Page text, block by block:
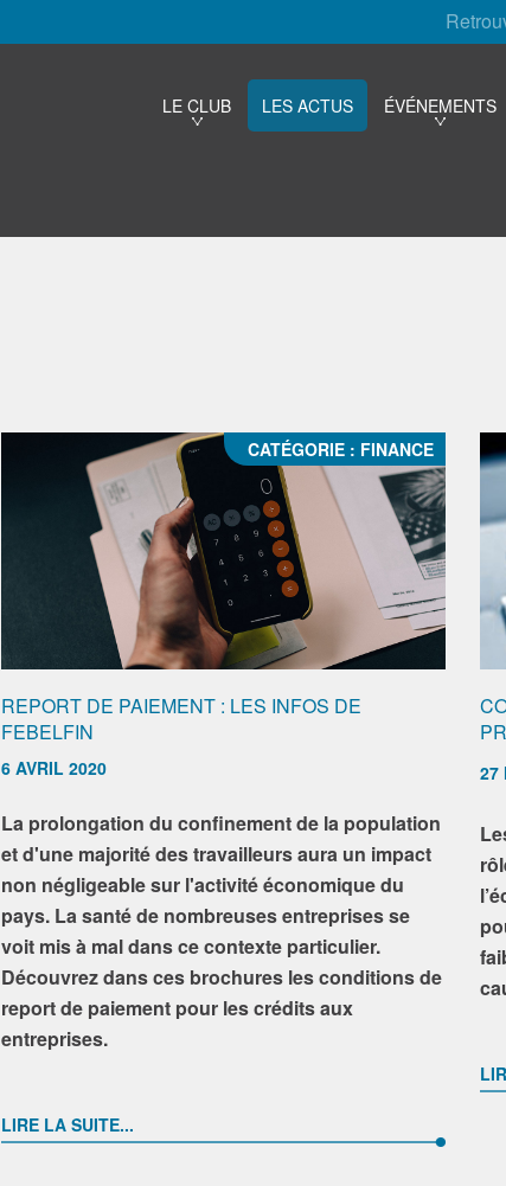
LE CLUB LES ACTUS ÉVÉNEMENTS
REPORT DE PAIEMENT : LES INFOS DE
FEBELFIN
6 AVRIL 2020
La prolongation du confinement de la population
et d'une majorité des travailleurs aura un impact
non négligeable sur l'activité économique du
pays. La santé de nombreuses entreprises se
voit mis à mal dans ce contexte particulier.
Découvrez dans ces brochures les conditions de
report de paiement pour les crédits aux
entreprises.
CATÉGORIE : FINANCE
LIRE LA SUITE...
27